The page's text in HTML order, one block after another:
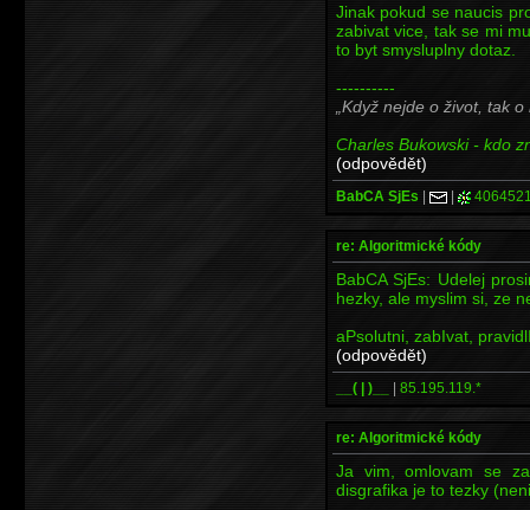
Jinak pokud se naucis
zabivat vice, tak se mi
to byt smysluplny dotaz.
----------
Když nejde o život, tak o
Charles Bukowski - kdo
(odpovědět)
BabCA SjEs | |
re: Algoritmické kódy
BabCA SjEs: Udelej
hezky, ale myslim si, ze
aPsolutni, zabIvat,
(odpovědět)
__( | )__ | 85.195.119.*
re: Algoritmické kódy
Ja vim, omlovam se
disgrafika je to tezky